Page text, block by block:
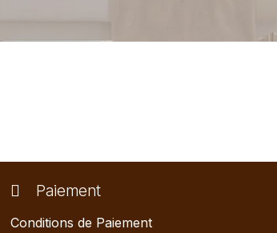
Paiement
Conditions de Paiement